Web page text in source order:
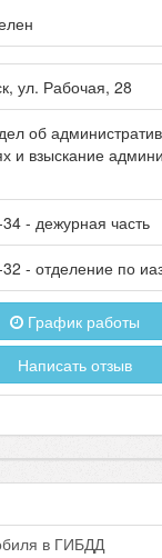
, ул. Рабочая, 28
об
и взыскание
- дежурная часть
- отделение по
График работы
Написать отзыв
в ГИБДД